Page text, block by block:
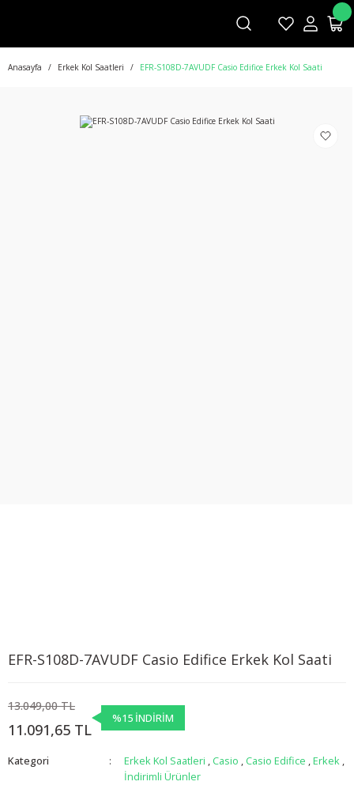
Anasayfa Erkek Kol Saatleri EFR-S108D-7AVUDF Casio Edifice Erkek Kol Saati
EFR-S108D-7AVUDF Casio Edifice Erkek Kol Saati
13.049,00 TL
11.091,65 TL
%15 İNDİRİM
Kategori Erkek Kol Saatleri , Casio , Casio Edifice ,Erkek ,
İndirimli Ürünler